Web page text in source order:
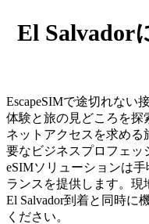
El Salvador
EscapeSIMで途切れない
体験と旅の見どころを探
ネットアクセスを求め
要なビジネスプロフェッ
eSIMソリューションは
ランスを提供します。現
El Salvador到着と同時に
ください。